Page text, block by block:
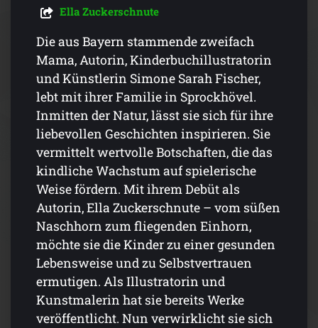
Ella Zuckerschnute
Die aus Bayern stammende zweifach
Mama, Autorin, Kinderbuchillustratorin
und Künstlerin Simone Sarah Fischer,
lebt mit ihrer Familie in Sprockhövel.
Inmitten der Natur, lässt sie sich für ihre
liebevollen Geschichten inspirieren. Sie
vermittelt wertvolle Botschaften, die das
kindliche Wachstum auf spielerische
Weise fördern. Mit ihrem Debüt als
Autorin, Ella Zuckerschnute – vom süßen
Naschhorn zum fliegenden Einhorn,
möchte sie die Kinder zu einer gesunden
Lebensweise und zu Selbstvertrauen
ermutigen. Als Illustratorin und
Kunstmalerin hat sie bereits Werke
veröffentlicht. Nun verwirklicht sie sich